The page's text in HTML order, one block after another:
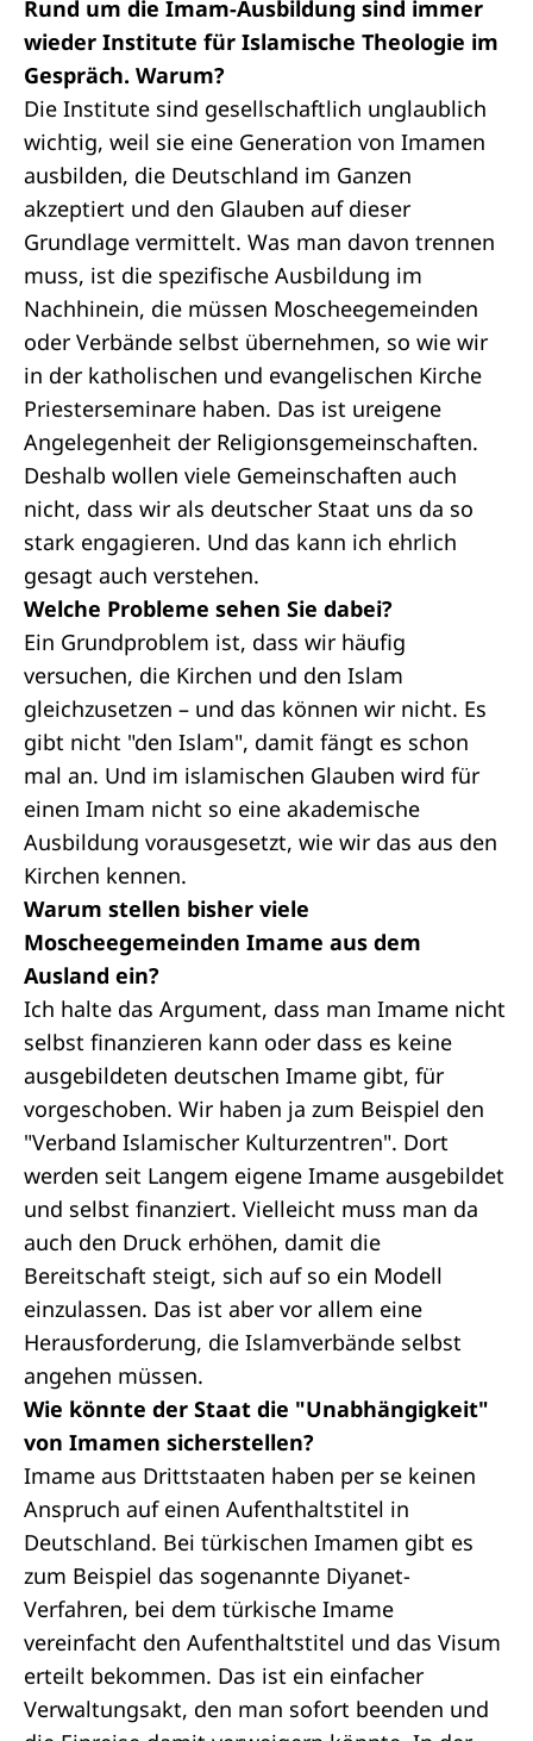
Rund um die Imam-Ausbildung sind immer
wieder Institute für Islamische Theologie im
Gespräch. Warum?
Die Institute sind gesellschaftlich unglaublich
wichtig, weil sie eine Generation von Imamen
ausbilden, die Deutschland im Ganzen
akzeptiert und den Glauben auf dieser
Grundlage vermittelt. Was man davon trennen
muss, ist die spezifische Ausbildung im
Nachhinein, die müssen Moscheegemeinden
oder Verbände selbst übernehmen, so wie wir
in der katholischen und evangelischen Kirche
Priesterseminare haben. Das ist ureigene
Angelegenheit der Religionsgemeinschaften.
Deshalb wollen viele Gemeinschaften auch
nicht, dass wir als deutscher Staat uns da so
stark engagieren. Und das kann ich ehrlich
gesagt auch verstehen.
Welche Probleme sehen Sie dabei?
Ein Grundproblem ist, dass wir häufig
versuchen, die Kirchen und den Islam
gleichzusetzen – und das können wir nicht. Es
gibt nicht "den Islam", damit fängt es schon
mal an. Und im islamischen Glauben wird für
einen Imam nicht so eine akademische
Ausbildung vorausgesetzt, wie wir das aus den
Kirchen kennen.
Warum stellen bisher viele
Moscheegemeinden Imame aus dem
Ausland ein?
Ich halte das Argument, dass man Imame nicht
selbst finanzieren kann oder dass es keine
ausgebildeten deutschen Imame gibt, für
vorgeschoben. Wir haben ja zum Beispiel den
"Verband Islamischer Kulturzentren". Dort
werden seit Langem eigene Imame ausgebildet
und selbst finanziert. Vielleicht muss man da
auch den Druck erhöhen, damit die
Bereitschaft steigt, sich auf so ein Modell
einzulassen. Das ist aber vor allem eine
Herausforderung, die Islamverbände selbst
angehen müssen.
Wie könnte der Staat die "Unabhängigkeit"
von Imamen sicherstellen?
Imame aus Drittstaaten haben per se keinen
Anspruch auf einen Aufenthaltstitel in
Deutschland. Bei türkischen Imamen gibt es
zum Beispiel das sogenannte Diyanet-
Verfahren, bei dem türkische Imame
vereinfacht den Aufenthaltstitel und das Visum
erteilt bekommen. Das ist ein einfacher
Verwaltungsakt, den man sofort beenden und